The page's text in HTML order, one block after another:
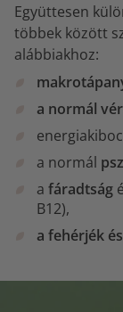
Együttesen
többek között
alábbiakhoz:
a normál
a normál
a fáradtság
B12),
a fehérjék